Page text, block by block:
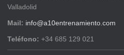
Valladolid
Mail: info@a10entrenamiento.com
Teléfono: +34 685 129 021